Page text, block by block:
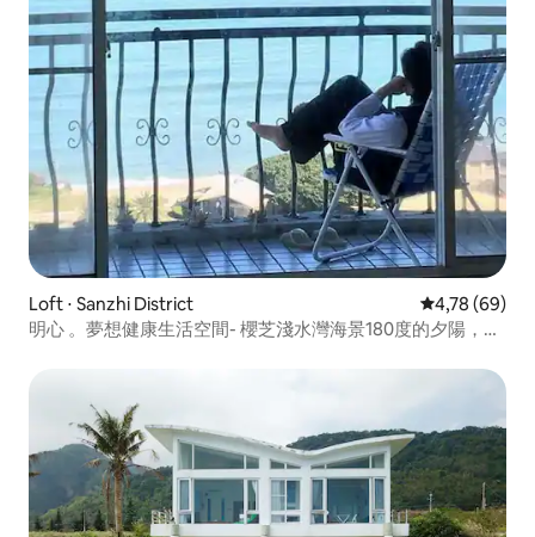
Loft ⋅ Sanzhi District 4,78 de uma
4,78 (69)
明心 。夢想健康生活空間- 櫻芝淺水灣海景180度的夕陽，